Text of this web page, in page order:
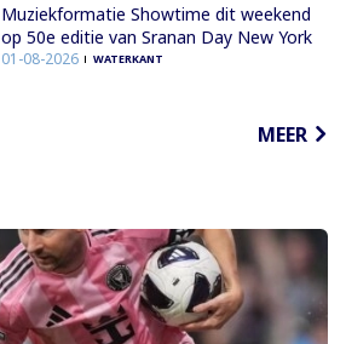
Muziekformatie Showtime dit weekend
op 50e editie van Sranan Day New York
01-08-2026 WATERKANT
MEER